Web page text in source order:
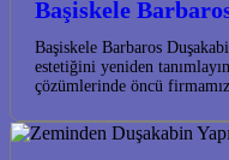
Başiskele
Başiskele Barbaros
estetiğini yeniden
çözümlerinde öncü